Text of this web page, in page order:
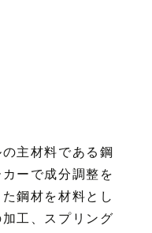
主材料である鋼
ーで成分調整を
鋼材を材料とし
工、スプリング